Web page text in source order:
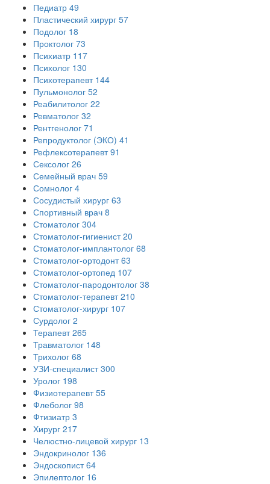
Педиатр 49
Пластический хирург 57
Подолог 18
Проктолог 73
Психиатр 117
Психолог 130
Психотерапевт 144
Пульмонолог 52
Реабилитолог 22
Ревматолог 32
Рентгенолог 71
Репродуктолог (ЭКО) 41
Рефлексотерапевт 91
Сексолог 26
Семейный врач 59
Сомнолог 4
Сосудистый хирург 63
Спортивный врач 8
Стоматолог 304
Стоматолог-гигиенист 20
Стоматолог-имплантолог 68
Стоматолог-ортодонт 63
Стоматолог-ортопед 107
Стоматолог-пародонтолог 38
Стоматолог-терапевт 210
Стоматолог-хирург 107
Сурдолог 2
Терапевт 265
Травматолог 148
Трихолог 68
УЗИ-специалист 300
Уролог 198
Физиотерапевт 55
Флеболог 98
Фтизиатр 3
Хирург 217
Челюстно-лицевой хирург 13
Эндокринолог 136
Эндоскопист 64
Эпилептолог 16